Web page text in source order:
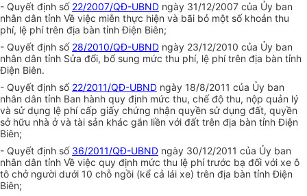
- Quyết định số 22/2007/QĐ-UBND ngày 31/12/2007 của Ủy ban
nhân dân tỉnh Về việc miễn thực hiện và bãi bỏ một số khoản thu
phí, lệ phí trên địa bàn tỉnh Điện Biên;
- Quyết định số 28/2010/QĐ-UBND ngày 23/12/2010 của Ủy ban
nhân dân tỉnh Sửa đổi, bổ sung mức thu phí, lệ phí trên địa bàn tỉnh
Điện Biên.
- Quyết định số 22/2011/QĐ-UBND ngày 18/8/2011 của Ủy ban
nhân dân tỉnh Ban hành quy định mức thu, chế độ thu, nộp quản lý
và sử dụng lệ phí cấp giấy chứng nhận quyền sử dụng đất, quyền
sở hữu nhà ở và tài sản khác gắn liền với đất trên địa bàn tỉnh Điện
Biên;
- Quyết định số 36/2011/QĐ-UBND ngày 30/12/2011 của Ủy ban
nhân dân tỉnh Về việc quy định mức thu lệ phí trước bạ đối với xe ô
tô chở người dưới 10 chỗ ngồi (kể cả lái xe) trên địa bàn tỉnh Điện
Biên;